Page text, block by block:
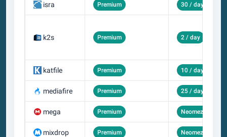
isra Premium 30 / day
k2s Premium 2 / day
katfile Premium 10 / day
mediafire Premium 25 / day
mega Premium Neomezený
mixdrop Premium Neomezený